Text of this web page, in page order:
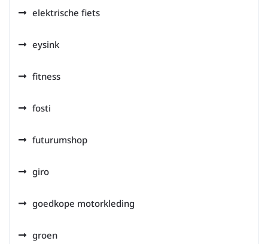
elektrische fiets
eysink
fitness
fosti
futurumshop
giro
goedkope motorkleding
groen